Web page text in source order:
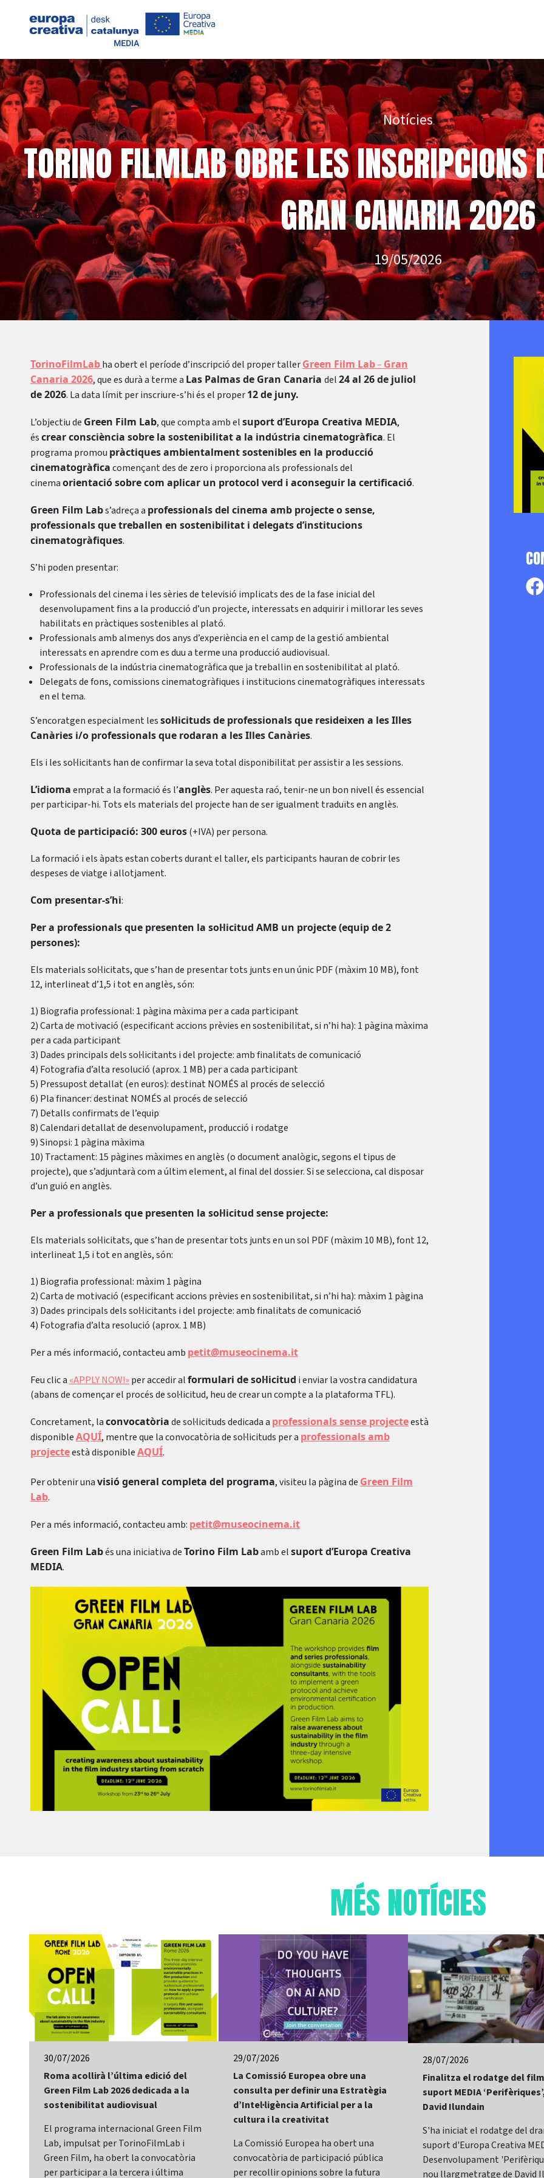
Notícies
TORINO FILMLAB OBRE LES
GRAN CANARIA 2026
19/05/2026
TorinoFilmLabha obert el període d’inscripció del proper tallerGreen Film Lab– Gran
Canaria 2026, que es durà a terme a Las Palmas de Gran Canaria del24 al 26 de juliol
de 2026. La data límit per inscriure-s’hi és el proper12 de juny.
L’objectiu de Green Film Lab, que compta amb elsuport d’Europa Creativa MEDIA,
éscrear consciència sobre la sostenibilitat a la indústria cinematogràfica. El
programa promou pràctiques ambientalment sostenibles en la producció
cinematogràficacomençant des de zero i proporciona als professionals del
cinemaorientació sobre com aplicar un protocol verd i aconseguir la certificació.
Green Film Labs’adreça a professionals del cinema amb projecte o sense,
professionals que treballen en sostenibilitat i delegats d’institucions
cinematogràfiques.
S’hi poden presentar:
Professionals del cinema i les sèries de televisió implicats des de la fase inicial del
desenvolupament fins a la producció d’un projecte, interessats en adquirir i millorar les seves
habilitats en pràctiques sostenibles al plató.
Professionals amb almenys dos anys d’experiència en el camp de la gestió ambiental
interessats en aprendre com es duu a terme una producció audiovisual.
Professionals de la indústria cinematogràfica que ja treballin en sostenibilitat al plató.
Delegats de fons, comissions cinematogràfiques i institucions cinematogràfiques interessats
en el tema.
S’encoratgen especialment lessol·licituds de professionals que resideixen a les Illes
Canàries i/o professionals que rodaran a les Illes Canàries.
Els i les sol·licitants han de confirmar la seva total disponibilitat per assistir a les sessions.
L’idiomaemprat a la formació és l’anglès. Per aquesta raó, tenir-ne un bon nivell és essencial
per participar-hi. Tots els materials del projecte han de ser igualment traduïts en anglès.
Quota de participació: 300 euros(+IVA) per persona.
La formació i els àpats estan coberts durant el taller, els participants hauran de cobrir les
despeses de viatge i allotjament.
Com presentar-s’hi:
Per a professionals que presenten la sol·licitud AMB un projecte (equip de 2
persones):
Els materials sol·licitats, que s’han de presentar tots junts en un únic PDF (màxim 10 MB), font
12, interlineat d’1,5 i tot en anglès, són:
1) Biografia professional: 1 pàgina màxima per a cada participant
2) Carta de motivació (especificant accions prèvies en sostenibilitat, si n’hi ha): 1 pàgina màxima
per a cada participant
3) Dades principals dels sol·licitants i del projecte: amb finalitats de comunicació
4) Fotografia d’alta resolució (aprox. 1 MB) per a cada participant
5) Pressupost detallat (en euros): destinat NOMÉS al procés de selecció
6) Pla financer: destinat NOMÉS al procés de selecció
7) Detalls confirmats de l’equip
8) Calendari detallat de desenvolupament, producció i rodatge
9) Sinopsi: 1 pàgina màxima
10) Tractament: 15 pàgines màximes en anglès (o document analògic, segons el tipus de
projecte), que s’adjuntarà com a últim element, al final del dossier. Si se selecciona, cal disposar
d’un guió en anglès.
Per a professionals que presenten la sol·licitud sense projecte:
Els materials sol·licitats, que s’han de presentar tots junts en un sol PDF (màxim 10 MB), font 12,
interlineat 1,5 i tot en anglès, són:
1) Biografia professional: màxim 1 pàgina
2) Carta de motivació (especificant accions prèvies en sostenibilitat, si n’hi ha): màxim 1 pàgina
3) Dades principals dels sol·licitants i del projecte: amb finalitats de comunicació
4) Fotografia d’alta resolució (aprox. 1 MB)
Per a més informació, contacteu amb petit@museocinema.it
Feu clic a «APPLY NOW!»per accedir alformulari de sol·licitud i enviar la vostra candidatura
(abans de començar el procés de sol·licitud, heu de crear un compte a la plataforma TFL).
Concretament, laconvocatòriade sol·licituds dedicada a professionals sense projecteestà
disponibleAQUÍ, mentre que la convocatòria de sol·licituds per a professionals amb
projecteestà disponibleAQUÍ.
Per obtenir unavisió general completa del programa, visiteu la pàgina de Green Film
Lab.
Per a més informació, contacteu amb: petit@museocinema.it
Green Film Labés una iniciativa deTorino Film Labamb elsuport d’Europa Creativa
MEDIA.
MÉS NOTÍCIES
30/07/2026
Roma acollirà l’última edició del
Green Film Lab 2026 dedicada a la
sostenibilitat audiovisual
El programa internacional Green Film
Lab, impulsat per TorinoFilmLab i
Green Film, ha obert la convocatòria
per participar a la tercera i última
29/07/2026
La Comissió Europea obre una
consulta per definir una Estratègia
d’Intel·ligència Artificial per a la
cultura i la creativitat
La Comissió Europea ha obert una
convocatòria de participació pública
per recollir opinions sobre la futura
28/07/2026
Finalitza el rodatge del
suport MEDIA
David Ilundain
S'ha iniciat el rodatge del
suport d'Europa Creativa
Desenvolupament
nou llargmetratge de David